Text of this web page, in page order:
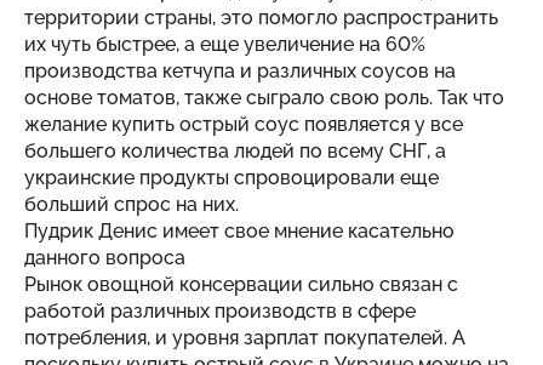
территории страны, это помогло распространить
их чуть быстрее, а еще увеличение на 60%
производства кетчупа и различных соусов на
основе томатов, также сыграло свою роль. Так что
желание купить острый соус появляется у все
большего количества людей по всему СНГ, а
украинские продукты спровоцировали еще
больший спрос на них.
Пудрик Денис имеет свое мнение касательно
данного вопроса
Рынок овощной консервации сильно связан с
работой различных производств в сфере
потребления, и уровня зарплат покупателей. А